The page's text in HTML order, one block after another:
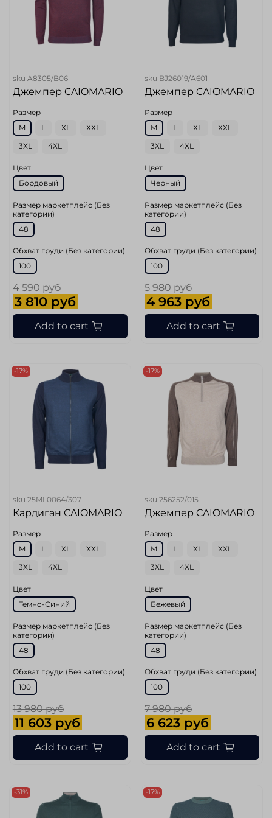
sku A8305/B06
Джемпер CAIOMARIO
Размер
M
L XL XXL
3XL 4XL
Цвет
Бордовый
Размер маркетплейс (Без
категории)
48
Обхват груди (Без категории)
100
4 590 руб
3 810 руб
Add to cart
sku BJ26019/A601
Джемпер CAIOMARIO
Размер
M
L XL XXL
3XL 4XL
Цвет
Черный
Размер маркетплейс (Без
категории)
48
Обхват груди (Без категории)
100
5 980 руб
4 963 руб
Add to cart
-17%
sku 25ML0064/307
Кардиган CAIOMARIO
Размер
M
L XL XXL
3XL 4XL
Цвет
Темно-Синий
Размер маркетплейс (Без
категории)
48
Обхват груди (Без категории)
100
13 980 руб
11 603 руб
Add to cart
-17%
sku 256252/015
Джемпер CAIOMARIO
Размер
M
L XL XXL
3XL 4XL
Цвет
Бежевый
Размер маркетплейс (Без
категории)
48
Обхват груди (Без категории)
100
7 980 руб
6 623 руб
Add to cart
-31% -17%